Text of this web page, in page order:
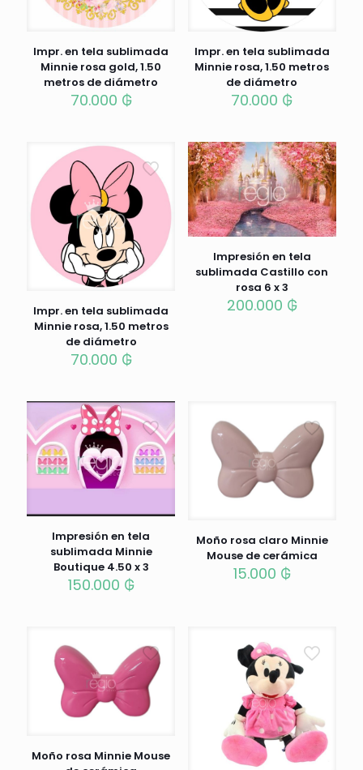
Impr. en tela sublimada
Minnie rosa gold, 1.50
metros de diámetro
70.000 ₲
Impr. en tela sublimada
Minnie rosa, 1.50 metros
de diámetro
70.000 ₲
Impr. en tela sublimada
Minnie rosa, 1.50 metros
de diámetro
70.000 ₲
Impresión en tela
sublimada Castillo con
rosa 6 x 3
200.000 ₲
Impresión en tela
sublimada Minnie
Boutique 4.50 x 3
150.000 ₲
Moño rosa claro Minnie
Mouse de cerámica
15.000 ₲
Moño rosa Minnie Mouse